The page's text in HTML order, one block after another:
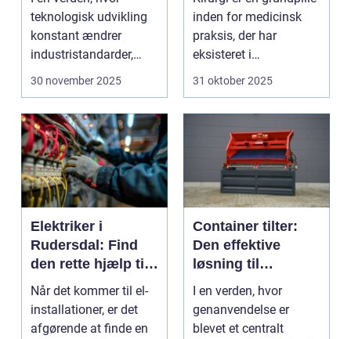
teknologisk udvikling
konstant ændrer
industristandarder,
bliver behovet for...
30 november 2025
inden for medicinsk
praksis, der har
eksisteret i
århundreder. Med ti...
31 oktober 2025
Elektriker i
Rudersdal: Find
den rette hjælp til
dine el-
installationer
Når det kommer til el-
installationer, er det
afgørende at finde en
Container tilter:
Den effektive
løsning til
moderne
genanvendelsesin
dustri
I en verden, hvor
genanvendelse er
blevet et centralt